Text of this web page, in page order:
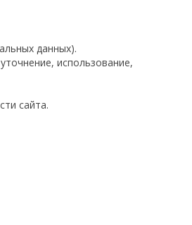
данных).
использование,
сайта.